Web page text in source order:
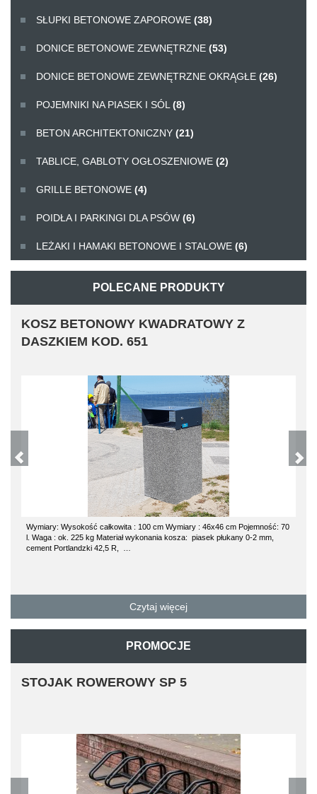
SŁUPKI BETONOWE ZAPOROWE (38)
DONICE BETONOWE ZEWNĘTRZNE (53)
DONICE BETONOWE ZEWNĘTRZNE OKRĄGŁE (26)
POJEMNIKI NA PIASEK I SÓL (8)
BETON ARCHITEKTONICZNY (21)
TABLICE, GABLOTY OGŁOSZENIOWE (2)
GRILLE BETONOWE (4)
POIDŁA I PARKINGI DLA PSÓW (6)
LEŻAKI I HAMAKI BETONOWE I STALOWE (6)
POLECANE PRODUKTY
KOSZ BETONOWY KWADRATOWY Z
DASZKIEM KOD. 651
Wymiary: Wysokość całkowita : 100 cm Wymiary : 46x46 cm Pojemność: 70
l. Waga : ok. 225 kg Materiał wykonania kosza: piasek płukany 0-2 mm,
cement Portlandzki 42,5 R, …
Czytaj więcej
PROMOCJE
STOJAK ROWEROWY SP 5